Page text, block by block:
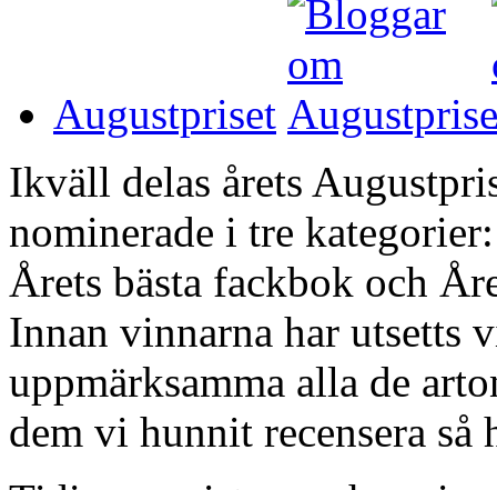
Augustpriset
Ikväll delas årets
nominerade i tre
Årets bästa fackbok och
Innan vinnarna har utsetts
uppmärksamma alla de
dem vi hunnit recensera så